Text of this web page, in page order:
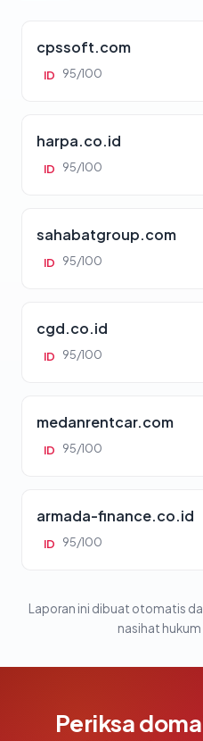
cpssoft.com
ID 95/100
harpa.co.id
ID 95/100
sahabatgroup.com
ID 95/100
cgd.co.id
ID 95/100
medanrentcar.com
ID 95/100
armada-finance.co.id
ID 95/100
Laporan ini dibuat otomatis
nasihat
Periksa